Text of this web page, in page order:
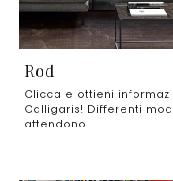
Rod
Clicca e ottieni
Calligaris! Differenti
attendono.